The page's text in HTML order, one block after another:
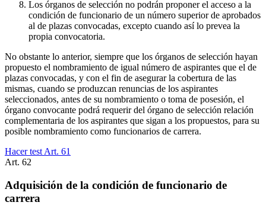
Los órganos de selección no podrán proponer el acceso a la
condición de funcionario de un número superior de aprobados
al de plazas convocadas, excepto cuando así lo prevea la
propia convocatoria.
No obstante lo anterior, siempre que los órganos de selección hayan
propuesto el nombramiento de igual número de aspirantes que el de
plazas convocadas, y con el fin de asegurar la cobertura de las
mismas, cuando se produzcan renuncias de los aspirantes
seleccionados, antes de su nombramiento o toma de posesión, el
órgano convocante podrá requerir del órgano de selección relación
complementaria de los aspirantes que sigan a los propuestos, para su
posible nombramiento como funcionarios de carrera.
Hacer test Art. 61
Art. 62
Adquisición de la condición de funcionario de
carrera